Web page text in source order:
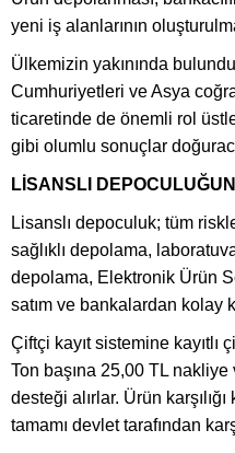
yeni iş alanlarının
Ülkemizin yakınında
Cumhuriyetleri ve Asya
ticaretinde de önemli rol
gibi olumlu sonuçlar
LİSANSLI
Lisanslı depoculuk; tüm
sağlıklı depolama,
depolama, Elektronik Ürün
satım ve bankalardan kolay
Çiftçi kayıt sistemine kayıtlı
Ton başına 25,00 TL
desteği alırlar. Ürün
tamamı devlet tarafından